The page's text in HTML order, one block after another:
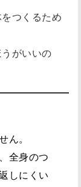
つくるため
がいいの
。
全身のつ
しにくい